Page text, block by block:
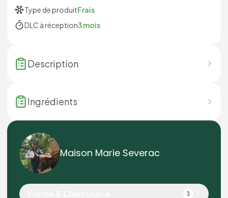
Type de produitFrais
DLC à réception3 mois
Description
Ingrédients
Maison Marie Severac
3